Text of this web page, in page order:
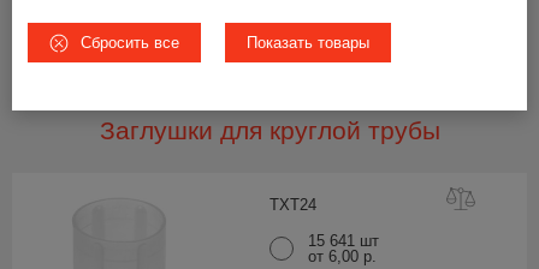
Сбросить все Показать товары
Заглушки для круглой трубы
TXT24
15 641 шт
от 6,00 р.